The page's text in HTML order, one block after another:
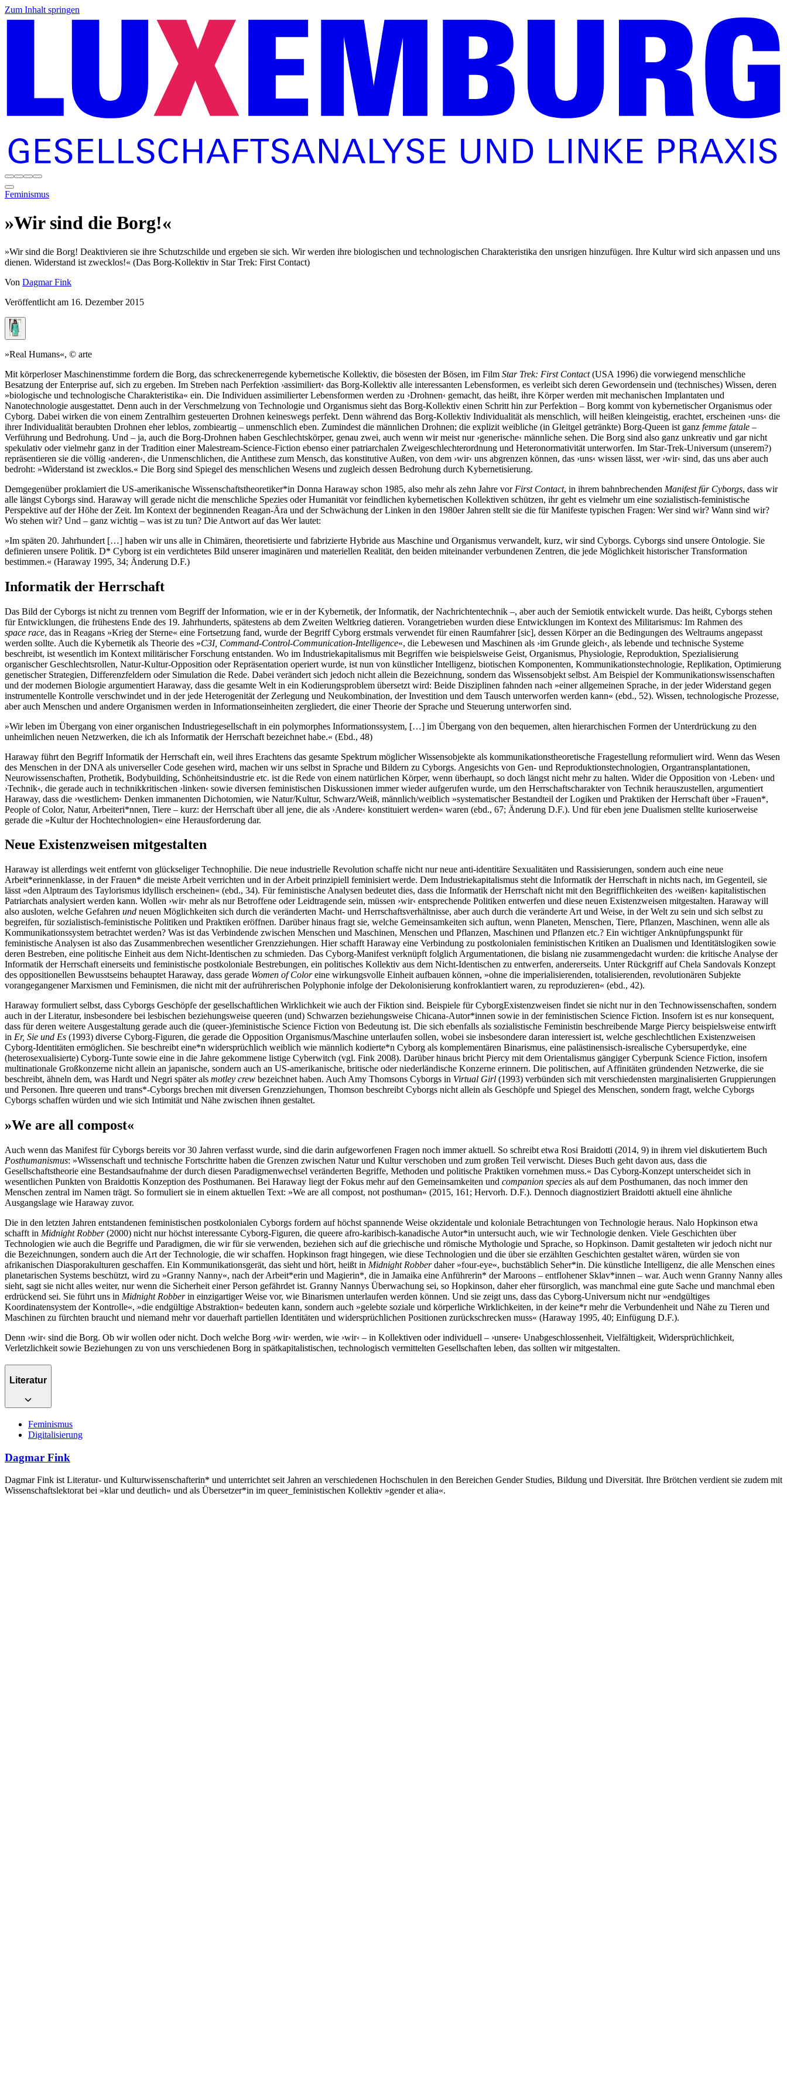
Zum Inhalt springen
Feminismus
»Wir sind die Borg!«
»Wir sind die Borg! Deaktivieren sie ihre Schutzschilde und ergeben sie sich. Wir werden ihre biologischen und technologischen Charakteristika den unsrigen hinzufügen. Ihre Kultur wird sich anpassen und uns
dienen. Widerstand ist zwecklos!« (Das Borg-Kollektiv in Star Trek: First Contact)
Von Dagmar Fink
Veröffentlicht am 16. Dezember 2015
»Real Humans«, © arte
Mit körperloser Maschinenstimme fordern die Borg, das schreckenerregende kybernetische Kollektiv, die bösesten der Bösen, im Film Star Trek: First Contact(USA 1996) die vorwiegend menschliche
Besatzung der Enterprise auf, sich zu ergeben. Im Streben nach Perfektion ›assimiliert‹ das Borg-Kollektiv alle interessanten Lebensformen, es verleibt sich deren Gewordensein und (technisches) Wissen, deren
»biologische und technologische Charakteristika« ein. Die Individuen assimilierter Lebensformen werden zu ›Drohnen‹ gemacht, das heißt, ihre Körper werden mit mechanischen Implantaten und
Nanotechnologie ausgestattet. Denn auch in der Verschmelzung von Technologie und Organismus sieht das Borg-Kollektiv einen Schritt hin zur Perfektion – Borg kommt von kybernetischer Organismus oder
Cyborg. Dabei wirken die von einem Zentralhirn gesteuerten Drohnen keineswegs perfekt. Denn während das Borg-Kollektiv Individualität als menschlich, will heißen kleingeistig, erachtet, erscheinen ›uns‹ die
ihrer Individualität beraubten Drohnen eher leblos, zombieartig – unmenschlich eben. Zumindest die männlichen Drohnen; die explizit weibliche (in Gleitgel getränkte) Borg-Queen ist ganz femme fatale –
Verführung und Bedrohung. Und – ja, auch die Borg-Drohnen haben Geschlechtskörper, genau zwei, auch wenn wir meist nur ›generische‹ männliche sehen. Die Borg sind also ganz unkreativ und gar nicht
spekulativ oder vielmehr ganz in der Tradition einer Malestream-Science-Fiction ebenso einer patriarchalen Zweigeschlechterordnung und Heteronormativität unterworfen. Im Star-Trek-Universum (unserem?)
repräsentieren sie die völlig ›anderen‹, die Unmenschlichen, die Antithese zum Mensch, das konstitutive Außen, von dem ›wir‹ uns abgrenzen können, das ›uns‹ wissen lässt, wer ›wir‹ sind, das uns aber auch
bedroht: »Widerstand ist zwecklos.« Die Borg sind Spiegel des menschlichen Wesens und zugleich dessen Bedrohung durch Kybernetisierung.
Demgegenüber proklamiert die US-amerikanische Wissenschaftstheoretiker*in Donna Haraway schon 1985, also mehr als zehn Jahre vor First Contact, in ihrem bahnbrechenden Manifest für Cyborgs, dass wir
alle längst Cyborgs sind. Haraway will gerade nicht die menschliche Spezies oder Humanität vor feindlichen kybernetischen Kollektiven schützen, ihr geht es vielmehr um eine sozialistisch-feministische
Perspektive auf der Höhe der Zeit. Im Kontext der beginnenden Reagan-Ära und der Schwächung der Linken in den 1980er Jahren stellt sie die für Manifeste typischen Fragen: Wer sind wir? Wann sind wir?
Wo stehen wir? Und – ganz wichtig – was ist zu tun? Die Antwort auf das Wer lautet:
»Im späten 20. Jahrhundert […] haben wir uns alle in Chimären, theoretisierte und fabrizierte Hybride aus Maschine und Organismus verwandelt, kurz, wir sind Cyborgs. Cyborgs sind unsere Ontologie. Sie
definieren unsere Politik. D* Cyborg ist ein verdichtetes Bild unserer imaginären und materiellen Realität, den beiden miteinander verbundenen Zentren, die jede Möglichkeit historischer Transformation
bestimmen.« (Haraway 1995, 34; Änderung D.F.)
Informatik der Herrschaft
Das Bild der Cyborgs ist nicht zu trennen vom Begriff der Information, wie er in der Kybernetik, der Informatik, der Nachrichtentechnik –, aber auch der Semiotik entwickelt wurde. Das heißt, Cyborgs stehen
für Entwicklungen, die frühestens Ende des 19. Jahrhunderts, spätestens ab dem Zweiten Weltkrieg datieren. Vorangetrieben wurden diese Entwicklungen im Kontext des Militarismus: Im Rahmen des
space race, das in Reagans »Krieg der Sterne« eine Fortsetzung fand, wurde der Begriff Cyborg erstmals verwendet für einen Raumfahrer [sic], dessen Körper an die Bedingungen des Weltraums angepasst
werden sollte. Auch die Kybernetik als Theorie des »C3I, Command-Control-Communication-Intelligence«, die Lebewesen und Maschinen als ›im Grunde gleich‹, als lebende und technische Systeme
beschreibt, ist wesentlich im Kontext militärischer Forschung entstanden. Wo im Industriekapitalismus mit Begriffen wie beispielsweise Geist, Organismus, Physiologie, Reproduktion, Spezialisierung
organischer Geschlechtsrollen, Natur-Kultur-Opposition oder Repräsentation operiert wurde, ist nun von künstlicher Intelligenz, biotischen Komponenten, Kommunikationstechnologie, Replikation, Optimierung
genetischer Strategien, Differenzfeldern oder Simulation die Rede. Dabei verändert sich jedoch nicht allein die Bezeichnung, sondern das Wissensobjekt selbst. Am Beispiel der Kommunikationswissenschaften
und der modernen Biologie argumentiert Haraway, dass die gesamte Welt in ein Kodierungsproblem übersetzt wird: Beide Disziplinen fahnden nach »einer allgemeinen Sprache, in der jeder Widerstand gegen
instrumentelle Kontrolle verschwindet und in der jede Heterogenität der Zerlegung und Neukombination, der Investition und dem Tausch unterworfen werden kann« (ebd., 52). Wissen, technologische Prozesse,
aber auch Menschen und andere Organismen werden in Informationseinheiten zergliedert, die einer Theorie der Sprache und Steuerung unterworfen sind.
»Wir leben im Übergang von einer organischen Industriegesellschaft in ein polymorphes Informationssystem, […] im Übergang von den bequemen, alten hierarchischen Formen der Unterdrückung zu den
unheimlichen neuen Netzwerken, die ich als Informatik der Herrschaft bezeichnet habe.« (Ebd., 48)
Haraway führt den Begriff Informatik der Herrschaft ein, weil ihres Erachtens das gesamte Spektrum möglicher Wissensobjekte als kommunikationstheoretische Fragestellung reformuliert wird. Wenn das Wesen
des Menschen in der DNA als universeller Code gesehen wird, machen wir uns selbst in Sprache und Bildern zu Cyborgs. Angesichts von Gen- und Reproduktionstechnologien, Organtransplantationen,
Neurowissenschaften, Prothetik, Bodybuilding, Schönheitsindustrie etc. ist die Rede von einem natürlichen Körper, wenn überhaupt, so doch längst nicht mehr zu halten. Wider die Opposition von ›Leben‹ und
›Technik‹, die gerade auch in technikkritischen ›linken‹ sowie diversen feministischen Diskussionen immer wieder aufgerufen wurde, um den Herrschaftscharakter von Technik herauszustellen, argumentiert
Haraway, dass die ›westlichem‹ Denken immanenten Dichotomien, wie Natur/Kultur, Schwarz/Weiß, männlich/weiblich »systematischer Bestandteil der Logiken und Praktiken der Herrschaft über »Frauen*,
People of Color, Natur, Arbeiteri*nnen, Tiere – kurz: der Herrschaft über all jene, die als ›Andere‹ konstituiert werden« waren (ebd., 67; Änderung D.F.). Und für eben jene Dualismen stellte kurioserweise
gerade die »Kultur der Hochtechnologien« eine Herausforderung dar.
Neue Existenzweisen mitgestalten
Haraway ist allerdings weit entfernt von glückseliger Technophilie. Die neue industrielle Revolution schaffe nicht nur neue anti-identitäre Sexualitäten und Rassisierungen, sondern auch eine neue
Arbeit*erinnenklasse, in der Frauen* die meiste Arbeit verrichten und in der Arbeit prinzipiell feminisiert werde. Dem Industriekapitalismus steht die Informatik der Herrschaft in nichts nach, im Gegenteil, sie
lässt »den Alptraum des Taylorismus idyllisch erscheinen« (ebd., 34). Für feministische Analysen bedeutet dies, dass die Informatik der Herrschaft nicht mit den Begrifflichkeiten des ›weißen‹ kapitalistischen
Patriarchats analysiert werden kann. Wollen ›wir‹ mehr als nur Betroffene oder Leidtragende sein, müssen ›wir‹ entsprechende Politiken entwerfen und diese neuen Existenzweisen mitgestalten. Haraway will
also ausloten, welche Gefahren und neuen Möglichkeiten sich durch die veränderten Macht- und Herrschaftsverhältnisse, aber auch durch die veränderte Art und Weise, in der Welt zu sein und sich selbst zu
begreifen, für sozialistisch-feministische Politiken und Praktiken eröffnen. Darüber hinaus fragt sie, welche Gemeinsamkeiten sich auftun, wenn Planeten, Menschen, Tiere, Pflanzen, Maschinen, wenn alle als
Kommunikationssystem betrachtet werden? Was ist das Verbindende zwischen Menschen und Maschinen, Menschen und Pflanzen, Maschinen und Pflanzen etc.? Ein wichtiger Anknüpfungspunkt für
feministische Analysen ist also das Zusammenbrechen wesentlicher Grenzziehungen. Hier schafft Haraway eine Verbindung zu postkolonialen feministischen Kritiken an Dualismen und Identitätslogiken sowie
deren Bestreben, eine politische Einheit aus dem Nicht-Identischen zu schmieden. Das Cyborg-Manifest verknüpft folglich Argumentationen, die bislang nie zusammengedacht wurden: die kritische Analyse der
Informatik der Herrschaft einerseits und feministische postkoloniale Bestrebungen, ein politisches Kollektiv aus dem Nicht-Identischen zu entwerfen, andererseits. Unter Rückgriff auf Chela Sandovals Konzept
des oppositionellen Bewusstseins behauptet Haraway, dass gerade Women of Coloreine wirkungsvolle Einheit aufbauen können, »ohne die imperialisierenden, totalisierenden, revolutionären Subjekte
vorangegangener Marxismen und Feminismen, die nicht mit der aufrührerischen Polyphonie infolge der Dekolonisierung konfroklantiert waren, zu reproduzieren« (ebd., 42).
Haraway formuliert selbst, dass Cyborgs Geschöpfe der gesellschaftlichen Wirklichkeit wie auch der Fiktion sind. Beispiele für CyborgExistenzweisen findet sie nicht nur in den Technowissenschaften, sondern
auch in der Literatur, insbesondere bei lesbischen beziehungsweise queeren (und) Schwarzen beziehungsweise Chicana-Autor*innen sowie in der feministischen Science Fiction. Insofern ist es nur konsequent,
dass für deren weitere Ausgestaltung gerade auch die (queer-)feministische Science Fiction von Bedeutung ist. Die sich ebenfalls als sozialistische Feministin beschreibende Marge Piercy beispielsweise entwirft
in Er, Sie und Es (1993) diverse Cyborg-Figuren, die gerade die Opposition Organismus/Maschine unterlaufen sollen, wobei sie insbesondere daran interessiert ist, welche geschlechtlichen Existenzweisen
Cyborg-Identitäten ermöglichen. Sie beschreibt eine*n widersprüchlich weiblich wie männlich kodierte*n Cyborg als komplementären Binarismus, eine palästinensisch-isrealische Cybersuperdyke, eine
(heterosexualisierte) Cyborg-Tunte sowie eine in die Jahre gekommene listige Cyberwitch (vgl. Fink 2008). Darüber hinaus bricht Piercy mit dem Orientalismus gängiger Cyberpunk Science Fiction, insofern
multinationale Großkonzerne nicht allein an japanische, sondern auch an US-amerikanische, britische oder niederländische Konzerne erinnern. Die politischen, auf Affinitäten gründenden Netzwerke, die sie
beschreibt, ähneln dem, was Hardt und Negri später als motley crew bezeichnet haben. Auch Amy Thomsons Cyborgs in Virtual Girl (1993) verbünden sich mit verschiedensten marginalisierten Gruppierungen
und Personen. Ihre queeren und trans*-Cyborgs brechen mit diversen Grenzziehungen, Thomson beschreibt Cyborgs nicht allein als Geschöpfe und Spiegel des Menschen, sondern fragt, welche Cyborgs
Cyborgs schaffen würden und wie sich Intimität und Nähe zwischen ihnen gestaltet.
»We are all compost«
Auch wenn das Manifest für Cyborgs bereits vor 30 Jahren verfasst wurde, sind die darin aufgeworfenen Fragen noch immer aktuell. So schreibt etwa Rosi Braidotti (2014, 9) in ihrem viel diskutiertem Buch
Posthumanismus: »Wissenschaft und technische Fortschritte haben die Grenzen zwischen Natur und Kultur verschoben und zum großen Teil verwischt. Dieses Buch geht davon aus, dass die
Gesellschaftstheorie eine Bestandsaufnahme der durch diesen Paradigmenwechsel veränderten Begriffe, Methoden und politische Praktiken vornehmen muss.« Das Cyborg-Konzept unterscheidet sich in
wesentlichen Punkten von Braidottis Konzeption des Posthumanen. Bei Haraway liegt der Fokus mehr auf den Gemeinsamkeiten und companion species als auf dem Posthumanen, das noch immer den
Menschen zentral im Namen trägt. So formuliert sie in einem aktuellen Text: »We are all compost, not posthuman« (2015, 161; Hervorh. D.F.). Dennoch diagnostiziert Braidotti aktuell eine ähnliche
Ausgangslage wie Haraway zuvor.
Die in den letzten Jahren entstandenen feministischen postkolonialen Cyborgs fordern auf höchst spannende Weise okzidentale und koloniale Betrachtungen von Technologie heraus. Nalo Hopkinson etwa
schafft in Midnight Robber(2000) nicht nur höchst interessante Cyborg-Figuren, die queere afro-karibisch-kanadische Autor*in untersucht auch, wie wir Technologie denken. Viele Geschichten über
Technologien wie auch die Begriffe und Paradigmen, die wir für sie verwenden, beziehen sich auf die griechische und römische Mythologie und Sprache, so Hopkinson. Damit gestalteten wir jedoch nicht nur
die Bezeichnungen, sondern auch die Art der Technologie, die wir schaffen. Hopkinson fragt hingegen, wie diese Technologien und die über sie erzählten Geschichten gestaltet wären, würden sie von
afrikanischen Diasporakulturen geschaffen. Ein Kommunikationsgerät, das sieht und hört, heißt in Midnight Robberdaher »four-eye«, buchstäblich Seher*in. Die künstliche Intelligenz, die alle Menschen eines
planetarischen Systems beschützt, wird zu »Granny Nanny«, nach der Arbeit*erin und Magierin*, die in Jamaika eine Anführerin* der Maroons – entflohener Sklav*innen – war. Auch wenn Granny Nanny alles
sieht, sagt sie nicht alles weiter, nur wenn die Sicherheit einer Person gefährdet ist. Granny Nannys Überwachung sei, so Hopkinson, daher eher fürsorglich, was manchmal eine gute Sache und manchmal eben
erdrückend sei. Sie führt uns in Midnight Robberin einzigartiger Weise vor, wie Binarismen unterlaufen werden können. Und sie zeigt uns, dass das Cyborg-Universum nicht nur »endgültiges
Koordinatensystem der Kontrolle«, »die endgültige Abstraktion« bedeuten kann, sondern auch »gelebte soziale und körperliche Wirklichkeiten, in der keine*r mehr die Verbundenheit und Nähe zu Tieren und
Maschinen zu fürchten braucht und niemand mehr vor dauerhaft partiellen Identitäten und widersprüchlichen Positionen zurückschrecken muss« (Haraway 1995, 40; Einfügung D.F.).
Denn ›wir‹ sind die Borg. Ob wir wollen oder nicht. Doch welche Borg ›wir‹ werden, wie ›wir‹ – in Kollektiven oder individuell – ›unsere‹ Unabgeschlossenheit, Vielfältigkeit, Widersprüchlichkeit,
Verletzlichkeit sowie Beziehungen zu von uns verschiedenen Borg in spätkapitalistischen, technologisch vermittelten Gesellschaften leben, das sollten wir mitgestalten.
Literatur
Feminismus
Digitalisierung
Dagmar Fink
Dagmar Fink ist Literatur- und Kulturwissenschafterin* und unterrichtet seit Jahren an verschiedenen Hochschulen in den Bereichen Gender Studies, Bildung und Diversität. Ihre Brötchen verdient sie zudem mit
Wissenschaftslektorat bei »klar und deutlich« und als Übersetzer*in im queer_feministischen Kollektiv »gender et alia«.